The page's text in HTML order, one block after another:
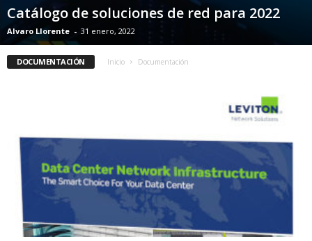
Catálogo de soluciones de red para 2022
Alvaro Llorente - 31 enero, 2022
DOCUMENTACIÓN Inicio Documentación